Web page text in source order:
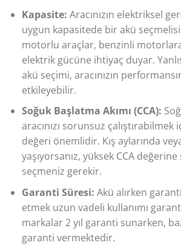
Kapasite: Aracınızın elektriksel
uygun kapasitede bir akü
motorlu araçlar, benzinli
elektrik gücüne ihtiyaç duyar.
akü seçimi, aracınızın
etkileyebilir.
Soğuk Başlatma Akımı (CCA):
aracınızı sorunsuz çalıştırabilmek
değeri önemlidir. Kış aylarında
yaşıyorsanız, yüksek CCA
seçmeniz gerekir.
Garanti Süresi: Akü alırken
etmek uzun vadeli kullanımı garanti
markalar 2 yıl garanti sunarken,
garanti vermektedir.